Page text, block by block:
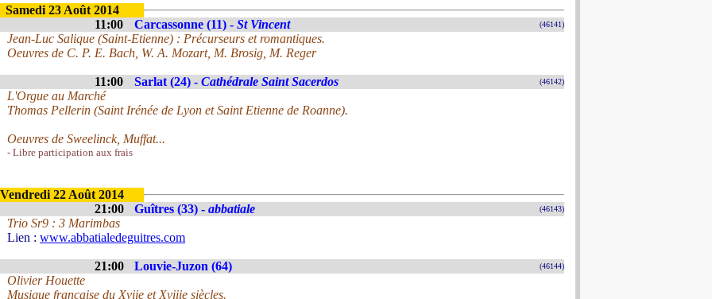
Samedi 23 Août 2014
11:00
Carcassonne (11) - St Vincent (46141)
Jean-Luc Salique (Saint-Etienne) : Précurseurs et romantiques.
Oeuvres de C. P. E. Bach, W. A. Mozart, M. Brosig, M. Reger
11:00 Sarlat (24) - Cathédrale Saint Sacerdos (46142)
L'Orgue au Marché
Thomas Pellerin (Saint Irénée de Lyon et Saint Etienne de Roanne).
Oeuvres de Sweelinck, Muffat...
- Libre participation aux frais
Vendredi 22 Août 2014
21:00
Guîtres (33) - abbatiale (46143)
Trio Sr9 : 3 Marimbas
Lien : www.abbatialedeguitres.com
21:00 Louvie-Juzon (64) (46144)
Olivier Houette
Musique française du Xviie et Xviiie siècles.